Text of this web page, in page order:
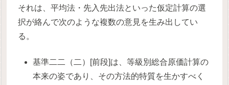
それは、平均法・先入先出法といった仮定計算の選
択が絡んで次のような複数の意見を生み出してい
る。
基準二二（二）[前段]は、等級別総合原価計算の
本来の姿であり、その方法的特質を生かすべく